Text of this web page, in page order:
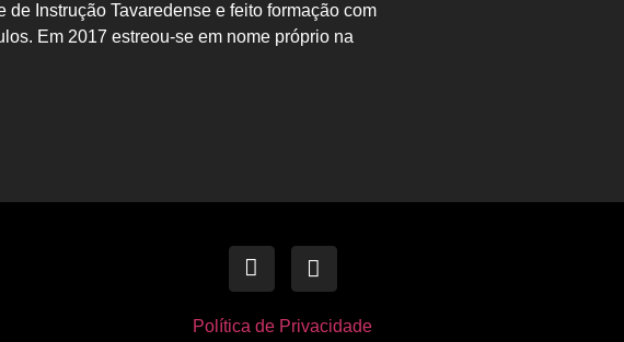
de Instrução Tavaredense e feito formação com
Em 2017 estreou-se em nome próprio na
Política de Privacidade